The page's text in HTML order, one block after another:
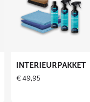
Interieurpakket
INTERIEURPAKKET
€49,95